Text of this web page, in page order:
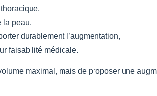
la peau,
durablement l’augmentation,
faisabilité médicale.
volume maximal, mais de proposer une